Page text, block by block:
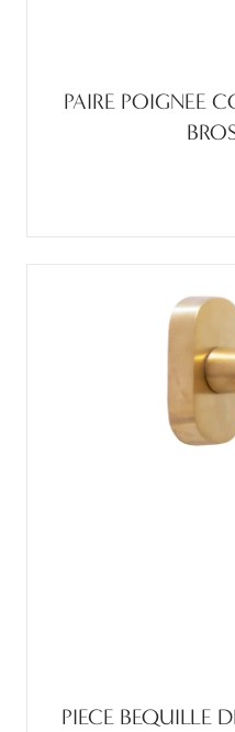
PAIRE POIGNEE
PIECE BEQUILLE